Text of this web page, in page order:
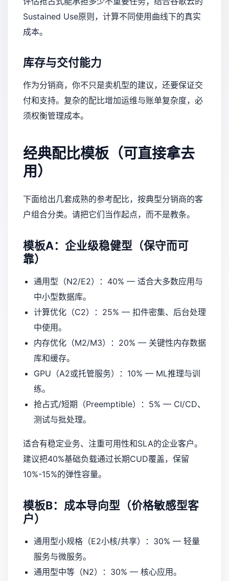
Sustained Use原则，计算不同使用曲线下的真实
成本。
库存与交付能力
作为分销商，你不只是卖机型的建议，还要保证交
付和支持。复杂的配比增加运维与账单复杂度，必
须权衡管理成本。
经典配比模板（可直接拿去
用）
下面给出几套成熟的参考配比，按典型分销商的客
户组合分类。请把它们当作起点，而不是教条。
模板A：企业级稳健型（保守而可
靠）
通用型（N2/E2）：40% — 适合大多数应用与
中小型数据库。
计算优化（C2）：25% — 扣件密集、后台处理
中使用。
内存优化（M2/M3）：20% — 关键性内存数据
库和缓存。
GPU（A2或托管服务）：10% — ML推理与训
练。
抢占式/短期（Preemptible）：5% — CI/CD、
测试与批处理。
适合有稳定业务、注重可用性和SLA的企业客户。
建议把40%基础负载通过长期CUD覆盖，保留
10%-15%的弹性容量。
模板B：成本导向型（价格敏感型客
户）
通用型小规格（E2小核/共享）：30% — 轻量
服务与微服务。
通用型中等（N2）：30% — 核心应用。